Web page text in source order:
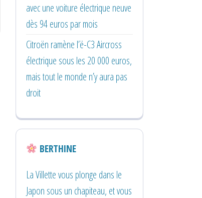
avec une voiture électrique neuve
dès 94 euros par mois
Citroën ramène l’ë-C3 Aircross
électrique sous les 20 000 euros,
mais tout le monde n’y aura pas
droit
BERTHINE
La Villette vous plonge dans le
Japon sous un chapiteau, et vous